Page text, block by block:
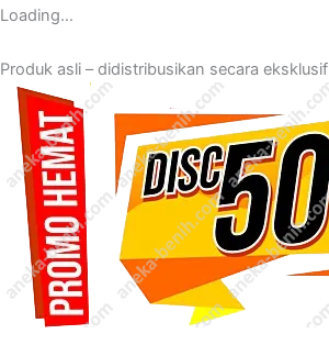
Loading…
Produk asli – didistribusikan secara eksklusif